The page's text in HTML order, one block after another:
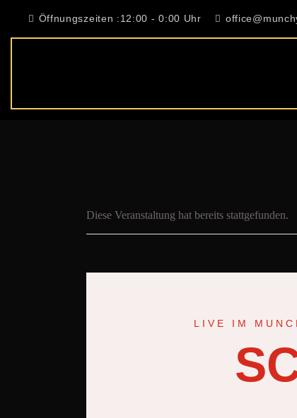
Öffnungszeiten :12:00 - 0:00 Uhr
Diese Veranstaltung hat bereits stattgefunden.
LIVE IM